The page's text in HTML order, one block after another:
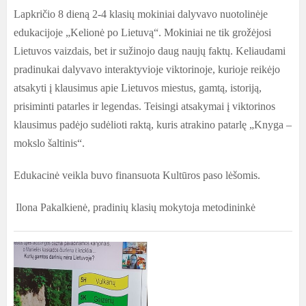
Lapkričio 8 dieną 2-4 klasių mokiniai dalyvavo nuotolinėje
edukacijoje „Kelionė po Lietuvą“. Mokiniai ne tik grožėjosi
Lietuvos vaizdais, bet ir sužinojo daug naujų faktų. Keliaudami
pradinukai dalyvavo interaktyvioje viktorinoje, kurioje reikėjo
atsakyti į klausimus apie Lietuvos miestus, gamtą, istoriją,
prisiminti patarles ir legendas. Teisingi atsakymai į viktorinos
klausimus padėjo sudėlioti raktą, kuris atrakino patarlę „Knyga –
mokslo šaltinis“.
Edukacinė veikla buvo finansuota Kultūros paso lėšomis.
Ilona Pakalkienė, pradinių klasių mokytoja metodininkė